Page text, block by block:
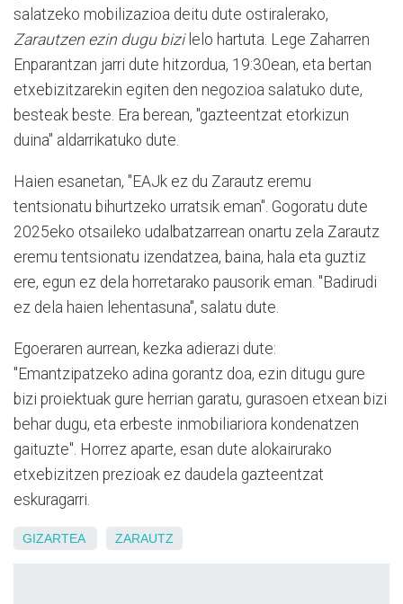
salatzeko mobilizazioa deitu dute ostiralerako,
Zarautzen ezin dugu bizi lelo hartuta. Lege Zaharren
Enparantzan jarri dute hitzordua, 19:30ean, eta bertan
etxebizitzarekin egiten den negozioa salatuko dute,
besteak beste. Era berean, "gazteentzat etorkizun
duina" aldarrikatuko dute.
Haien esanetan, "EAJk ez du Zarautz eremu
tentsionatu bihurtzeko urratsik eman". Gogoratu dute
2025eko otsaileko udalbatzarrean onartu zela Zarautz
eremu tentsionatu izendatzea, baina, hala eta guztiz
ere, egun ez dela horretarako pausorik eman. "Badirudi
ez dela haien lehentasuna", salatu dute.
Egoeraren aurrean, kezka adierazi dute:
"Emantzipatzeko adina gorantz doa, ezin ditugu gure
bizi proiektuak gure herrian garatu, gurasoen etxean bizi
behar dugu, eta erbeste inmobiliariora kondenatzen
gaituzte". Horrez aparte, esan dute alokairurako
etxebizitzen prezioak ez daudela gazteentzat
eskuragarri.
GIZARTEA ZARAUTZ